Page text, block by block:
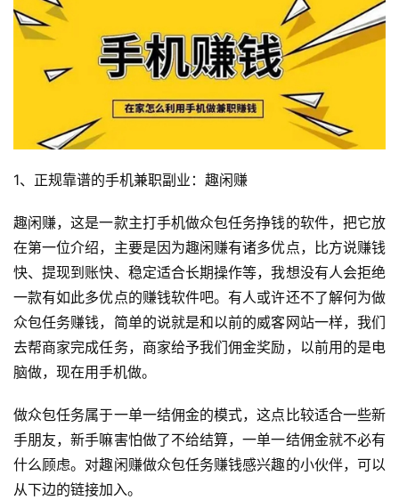
1、正规靠谱的手机兼职副业：趣闲赚
趣闲赚，这是一款主打手机做众包任务挣钱的软件，把它放
在第一位介绍，主要是因为趣闲赚有诸多优点，比方说赚钱
快、提现到账快、稳定适合长期操作等，我想没有人会拒绝
一款有如此多优点的赚钱软件吧。有人或许还不了解何为做
众包任务赚钱，简单的说就是和以前的威客网站一样，我们
去帮商家完成任务，商家给予我们佣金奖励，以前用的是电
脑做，现在用手机做。
做众包任务属于一单一结佣金的模式，这点比较适合一些新
手朋友，新手嘛害怕做了不给结算，一单一结佣金就不必有
什么顾虑。对趣闲赚做众包任务赚钱感兴趣的小伙伴，可以
从下边的链接加入。